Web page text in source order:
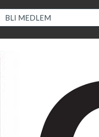
BLI MEDLEM